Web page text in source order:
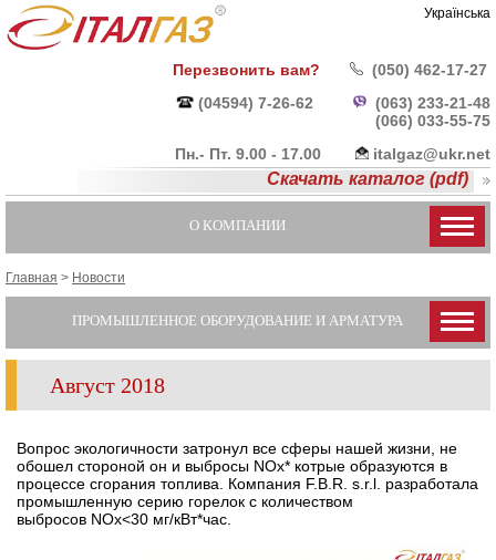
Українська
Перезвонить вам?
(050) 462-17-27
(04594) 7-26-62
(063) 233-21-48
(066) 033-55-75
Пн.- Пт. 9.00 - 17.00
italgaz@ukr.net
Скачать каталог (pdf)
О КОМПАНИИ
Главная > Новости
ПРОМЫШЛЕННОЕ ОБОРУДОВАНИЕ И АРМАТУРА
Август 2018
Вопрос экологичности затронул все сферы нашей жизни, не
обошел стороной он и выбросы NOx* котрые образуются в
процессе сгорания топлива. Компания F.B.R. s.r.l. разработала
промышленную серию горелок с количеством
выбросов NOx<30 мг/кВт*час.